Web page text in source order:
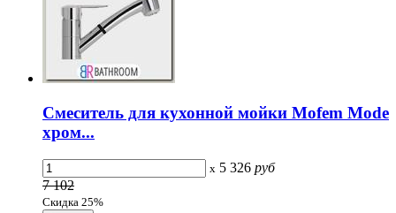
Смеситель для кухонной мойки Mofem Mode
хром...
x 5 326 руб
7 102
Скидка 25%